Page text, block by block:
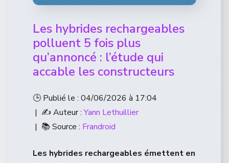
Les hybrides rechargeables
polluent 5 fois plus
qu’annoncé : l’étude qui
accable les constructeurs
🕒 Publié le : 04/06/2026 à 17:04
| ✍️ Auteur :Yann Lethuillier
| 📚 Source : Frandroid
Les hybrides rechargeables émettent en